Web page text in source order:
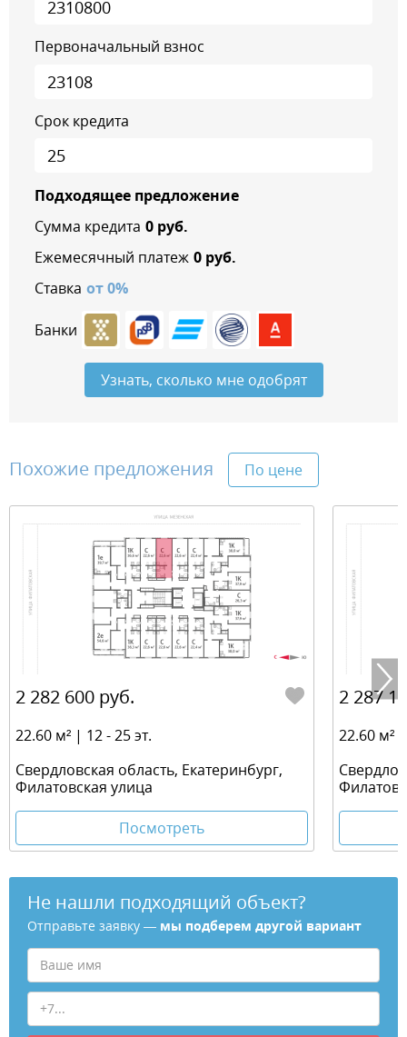
Первоначальный взнос
Срок кредита
Подходящее предложение
Сумма кредита 0руб.
Ежемесячный платеж 0руб.
Ставка от0%
Банки
Узнать, сколько мне одобрят
Похожие предложения По цене
2 282 600 руб.
22.60 м² | 12 - 25 эт.
Свердловская область, Екатеринбург,
Филатовская улица
Посмотреть
2 287
22.60 м²
Не нашли подходящий объект?
Отправьте заявку — мы подберем другой вариант